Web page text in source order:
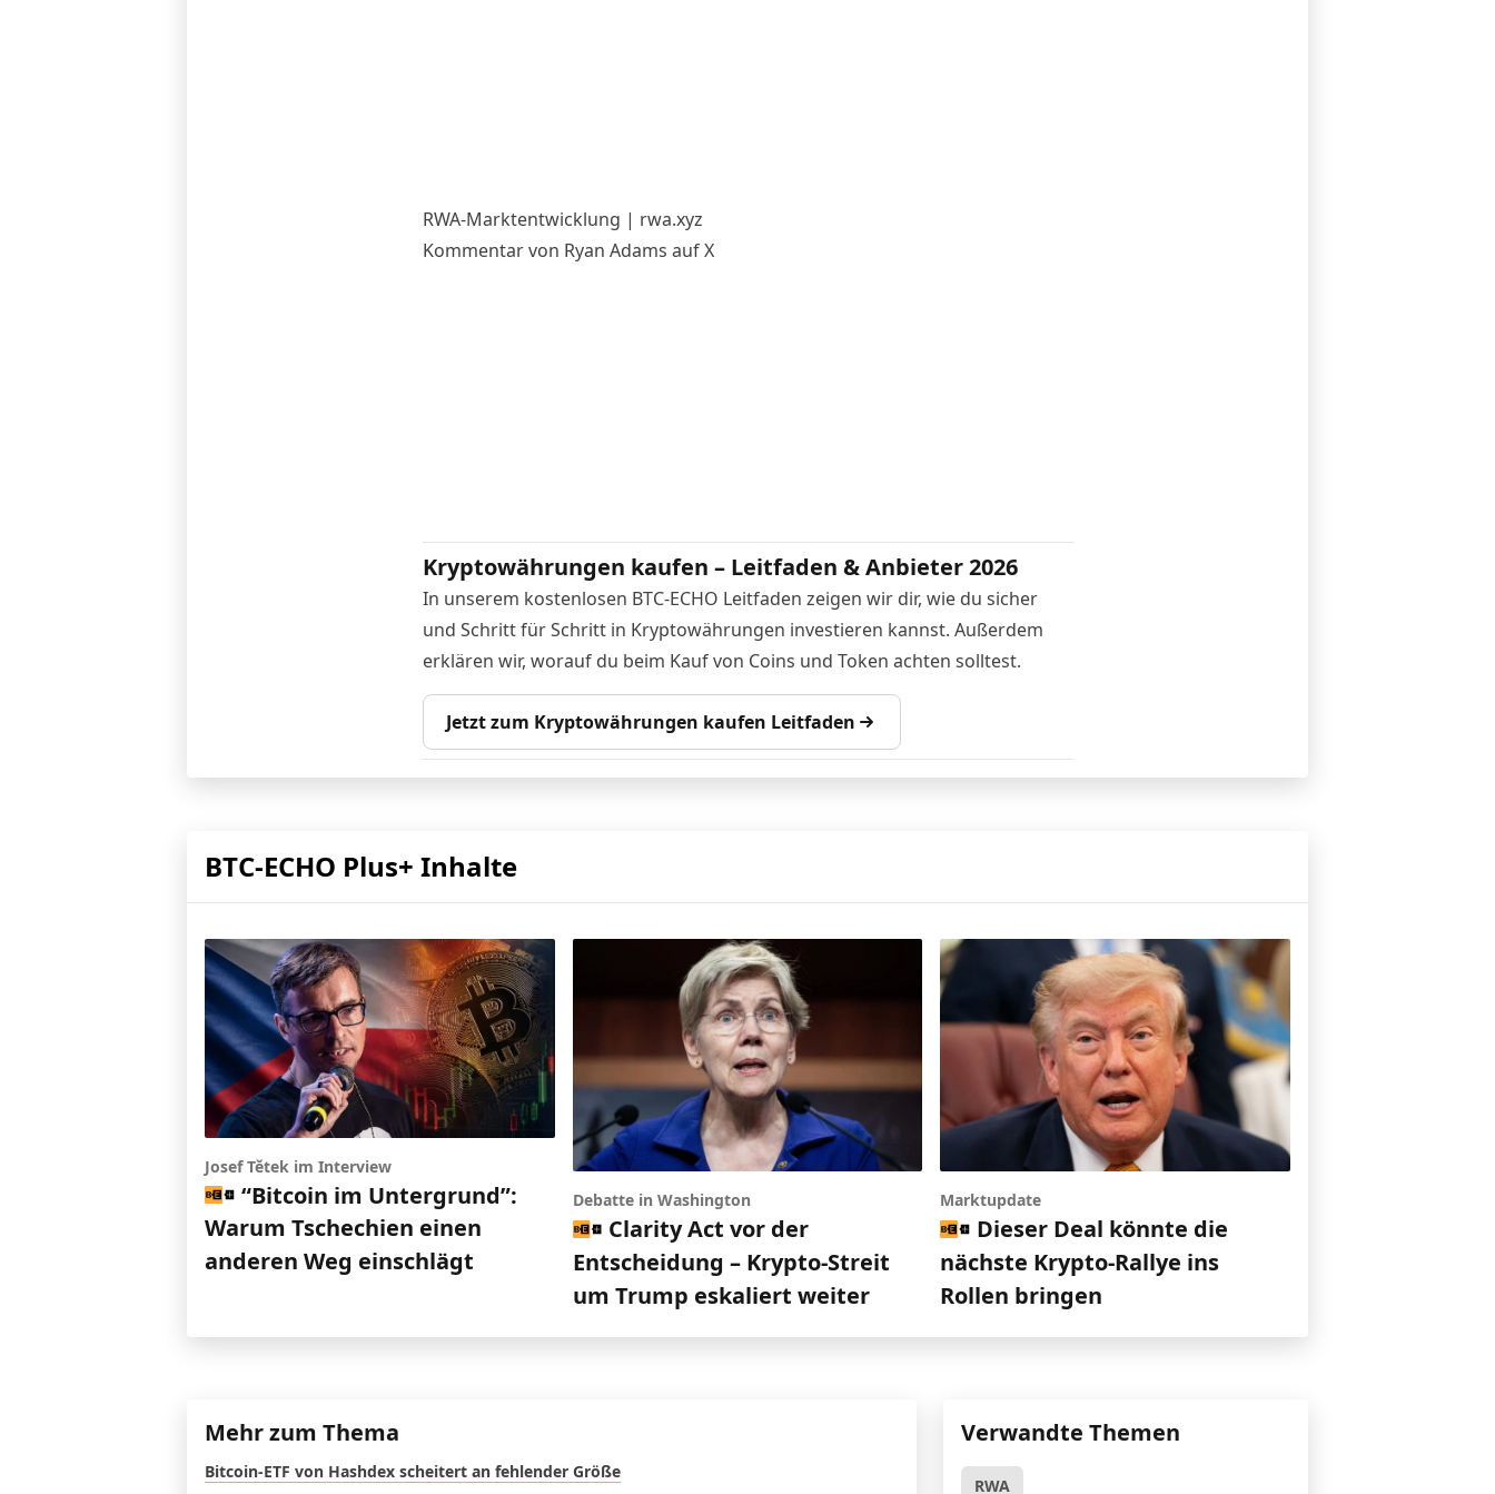
RWA-Marktentwicklung | rwa.xyz
Kommentar von Ryan Adams auf X
Kryptowährungen kaufen – Leitfaden & Anbieter 2026
In unserem kostenlosen BTC-ECHO Leitfaden zeigen wir dir, wie du sicher
und Schritt für Schritt in Kryptowährungen investieren kannst. Außerdem
erklären wir, worauf du beim Kauf von Coins und Token achten solltest.
Jetzt zum Kryptowährungen kaufen Leitfaden
BTC-ECHO Plus+ Inhalte
Josef Tětek im Interview
“Bitcoin im Untergrund”:
Warum Tschechien einen
anderen Weg einschlägt
Debatte in Washington
Clarity Act vor der
Entscheidung – Krypto-Streit
um Trump eskaliert weiter
Marktupdate
Dieser Deal könnte die
nächste Krypto-Rallye ins
Rollen bringen
Mehr zum Thema
Bitcoin-ETF von Hashdex scheitert an fehlender Größe
Verwandte Themen
RWA